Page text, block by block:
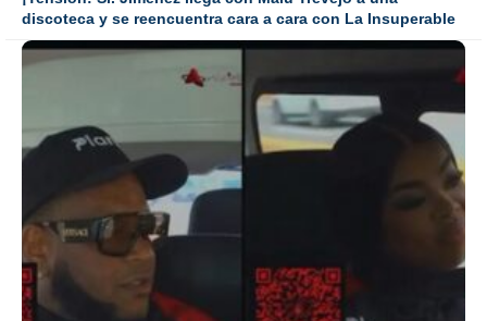
discoteca y se reencuentra cara a cara con La Insuperable